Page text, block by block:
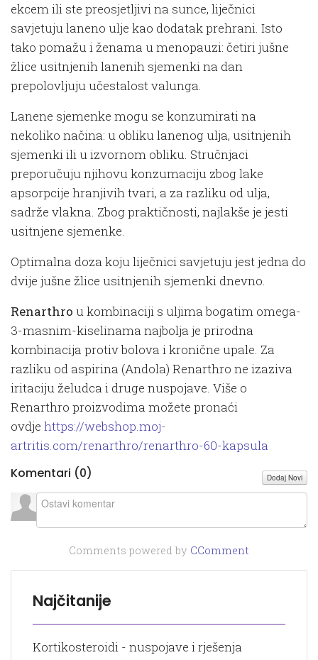
ekcem ili ste preosjetljivi na sunce, liječnici
savjetuju laneno ulje kao dodatak prehrani. Isto
tako pomažu i ženama u menopauzi: četiri jušne
žlice usitnjenih lanenih sjemenki na dan
prepolovljuju učestalost valunga.
Lanene sjemenke mogu se konzumirati na
nekoliko načina: u obliku lanenog ulja, usitnjenih
sjemenki ili u izvornom obliku. Stručnjaci
preporučuju njihovu konzumaciju zbog lake
apsorpcije hranjivih tvari, a za razliku od ulja,
sadrže vlakna. Zbog praktičnosti, najlakše je jesti
usitnjene sjemenke.
Optimalna doza koju liječnici savjetuju jest jedna do
dvije jušne žlice usitnjenih sjemenki dnevno.
Renarthro u kombinaciji s uljima bogatim omega-
3-masnim-kiselinama najbolja je prirodna
kombinacija protiv bolova i kronične upale. Za
razliku od aspirina (Andola) Renarthro ne izaziva
iritaciju želudca i druge nuspojave. Više o
Renarthro proizvodima možete pronaći
ovdje https://webshop.moj-
artritis.com/renarthro/renarthro-60-kapsula
Komentari (0) Dodaj Novi
Comments powered by CComment
Najčitanije
Kortikosteroidi - nuspojave i rješenja